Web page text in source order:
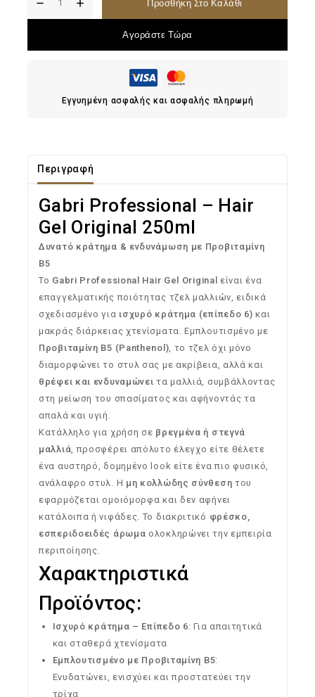
Προσθήκη Στο Καλάθι
Αγοράστε Τώρα
Εγγυημένη ασφαλής και ασφαλής πληρωμή
Περιγραφή
Gabri Professional – Hair
Gel Original 250ml
Δυνατό κράτημα & ενδυνάμωση με Προβιταμίνη
Β5
Το Gabri Professional Hair Gel Original είναι ένα
επαγγελματικήςποιότητας τζελ μαλλιών, ειδικά
σχεδιασμένογια ισχυρό κράτημα (επίπεδο 6) και
μακράς διάρκειας χτενίσματα.Εμπλουτισμένομε
Προβιταμίνη B5 (Panthenol) το τζελ όχιμόνο
διαμορφώνειτο στυλ σας με ακρίβεια, αλλάκαι
θρέφει και ενδυναμώνει ταμαλλιά, συμβάλλοντας
στη μείωση του σπασίματοςκαι αφήνοντάςτα
απαλάκαιυγιή.
Κατάλληλο για χρήση σε βρεγμένα ή στεγνά
μαλλιά ,προσφέρει απόλυτο έλεγχο είτε θέλετε
ένα αυστηρό, δομημένοlook είτε έναπιο φυσικό,
ανάλαφρο στυλ. Η μη κολλώδης σύνθεση του
εφαρμόζεται ομοιόμορφακαι δεν αφήνει
κατάλοιπα ήνιφάδες. Το διακριτικό φρέσκο,
εσπεριδοειδές άρωμα ολοκληρώνειτην εμπειρία
περιποίησης.
Χαρακτηριστικά
Προϊόντος:
Ισχυρό κράτημα – Επίπεδο 6:Για απαιτητικά
και σταθερά χτενίσματα
Εμπλουτισμένο με Προβιταμίνη Β5:
Ενυδατώνει, ενισχύεικαιπροστατεύειτην
τρίχα